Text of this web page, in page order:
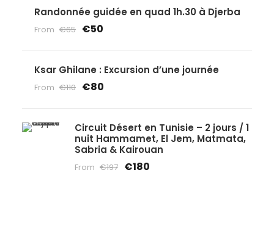
Randonnée guidée en quad 1h.30 à Djerba
From €65 €50
Ksar Ghilane : Excursion d’une journée
From €110 €80
Circuit Désert en Tunisie – 2 jours / 1
nuit Hammamet, El Jem, Matmata,
Sabria & Kairouan
From €197 €180